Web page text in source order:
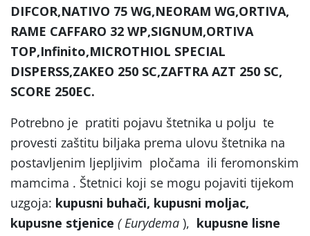
DIFCOR,NATIVO 75 WG,NEORAM WG,ORTIVA,
RAME CAFFARO 32 WP,SIGNUM,ORTIVA
TOP,Infinito,MICROTHIOL SPECIAL
DISPERSS,ZAKEO 250 SC,ZAFTRA AZT 250 SC,
SCORE 250EC.
Potrebno je pratiti pojavu štetnika u polju te
provesti zaštitu biljaka prema ulovu štetnika na
postavljenim ljepljivim pločama ili feromonskim
mamcima . Štetnici koji se mogu pojaviti tijekom
uzgoja: kupusni buhači, kupusni moljac,
kupusne stjenice ( Eurydema ), kupusne lisne